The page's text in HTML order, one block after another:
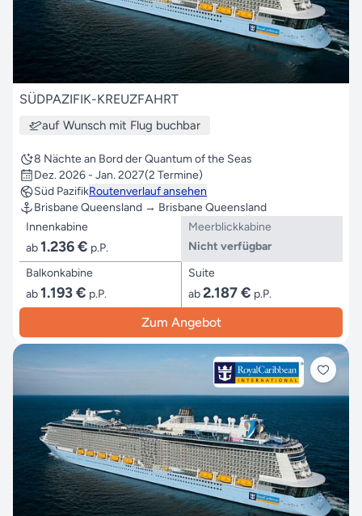
SÜDPAZIFIK-KREUZFAHRT
auf Wunsch mit Flug buchbar
8 Nächte an Bord der Quantum of the Seas
Dez. 2026 - Jan. 2027(2 Termine)
Süd PazifikRoutenverlauf ansehen
Brisbane Queensland → Brisbane Queensland
Innenkabine
ab1.236 € p.P.
Meerblickkabine
Nicht verfügbar
Balkonkabine
ab1.193 € p.P.
Suite
ab2.187 € p.P.
Zum Angebot